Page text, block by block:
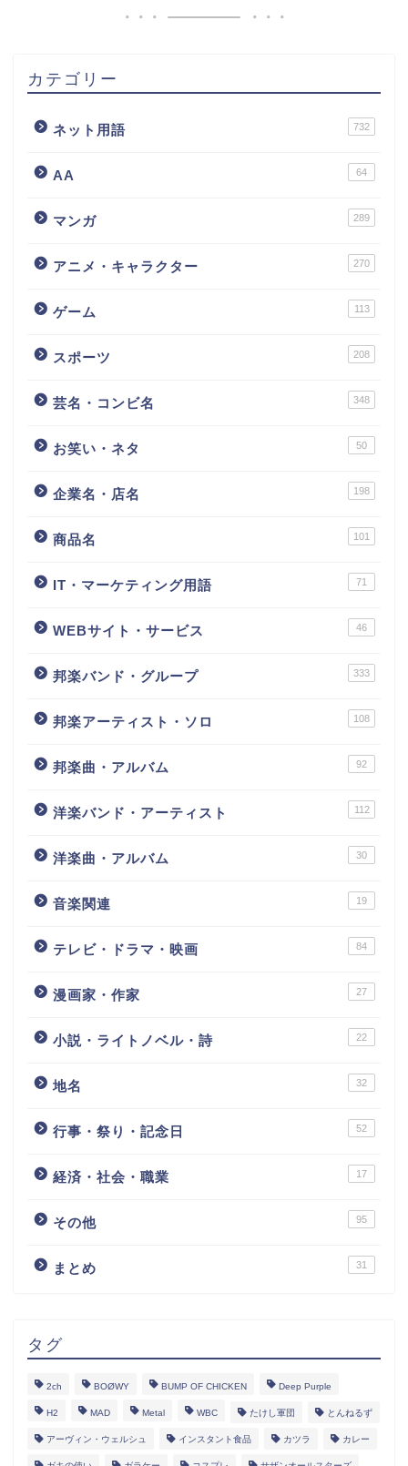
カテゴリー
ネット用語 732
AA 64
マンガ 289
アニメ・キャラクター 270
ゲーム 113
スポーツ 208
芸名・コンビ名 348
お笑い・ネタ 50
企業名・店名 198
商品名 101
IT・マーケティング用語 71
WEBサイト・サービス 46
邦楽バンド・グループ 333
邦楽アーティスト・ソロ 108
邦楽曲・アルバム 92
洋楽バンド・アーティスト 112
洋楽曲・アルバム 30
音楽関連 19
テレビ・ドラマ・映画 84
漫画家・作家 27
小説・ライトノベル・詩 22
地名 32
行事・祭り・記念日 52
経済・社会・職業 17
その他 95
まとめ 31
タグ
2ch BOØWY BUMP OF CHICKEN Deep Purple
H2 MAD Metal WBC たけし軍団 とんねるず
アーヴィン・ウェルシュ インスタント食品 カツラ カレー